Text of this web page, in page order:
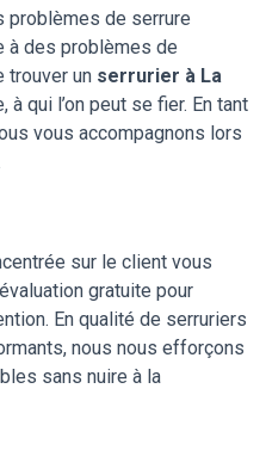
problèmes de serrure
à des problèmes de
trouver un serrurier à La
à qui l’on peut se fier. En tant
vous accompagnons lors
sur le client vous
gratuite pour
En qualité de serruriers
nous nous efforçons
sans nuire à la